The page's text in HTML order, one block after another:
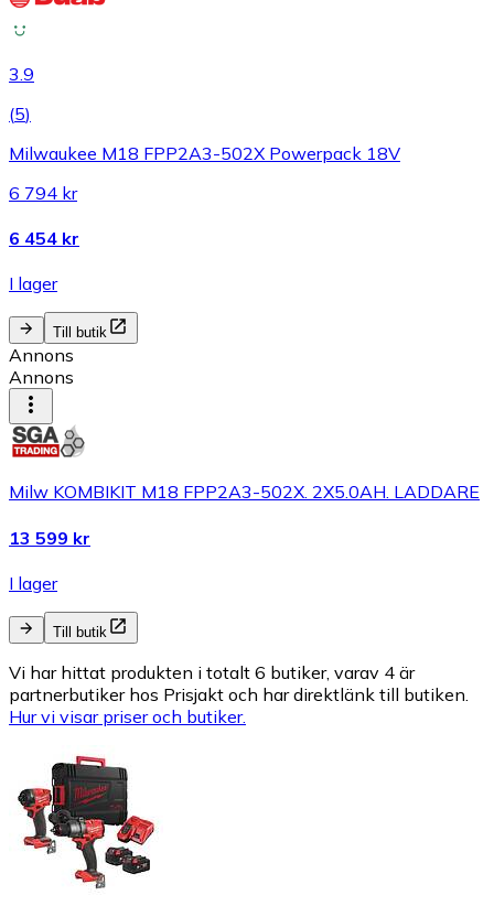
3.9
(5)
Milwaukee M18 FPP2A3-502X Powerpack 18V
6 794 kr
6 454 kr
I lager
Till butik
Annons
Annons
Milw KOMBIKIT M18 FPP2A3-502X. 2X5.0AH. LADDARE
13 599 kr
I lager
Till butik
Vi har hittat produkten i totalt 6 butiker, varav 4 är
partnerbutiker hos Prisjakt och har direktlänk till butiken.
Hur vi visar priser och butiker.